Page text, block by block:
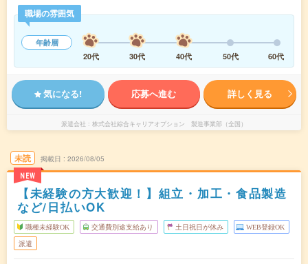
職場の雰囲気
年齢層
20代
30代 40代 50代 60代
気になる! 応募へ進む 詳しく見る
派遣会社 株式会社綜合キャリアオプション 製造事業部（全国）
未読
NEW
掲載日 2026/08/05
【未経験の方大歓迎！】組立・加工・食品製造
など/日払いOK
職種未経験OK 交通費別途支給あり 土日祝日が休み WEB登録OK
派遣